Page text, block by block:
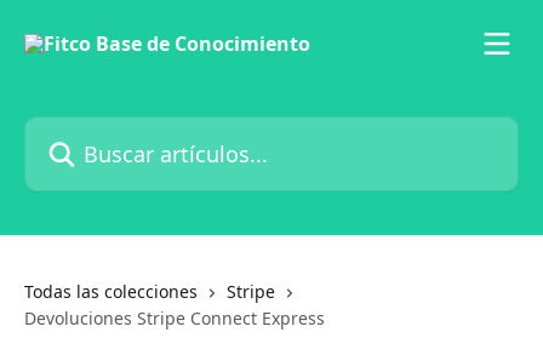
Buscar artículos...
Todas las colecciones
Stripe
Devoluciones Stripe Connect Express